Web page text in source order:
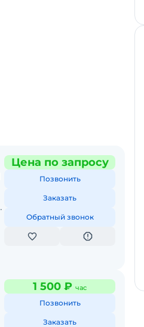
Цена по запросу
Позвонить
Заказать
Обратный звонок
1 500 ₽ час
Позвонить
Заказать